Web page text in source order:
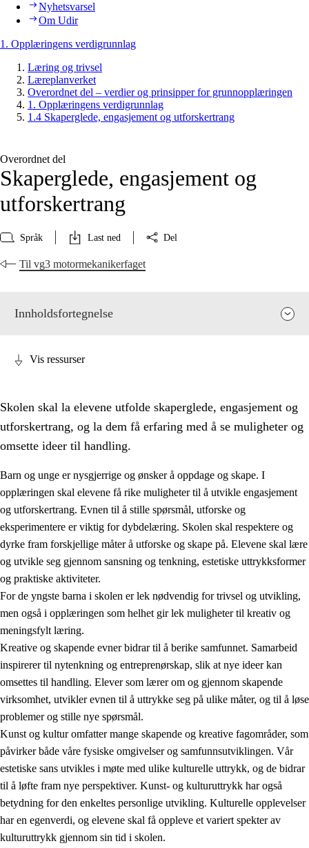
Nyhetsvarsel
Om Udir
1. Opplæringens verdigrunnlag
Læring og trivsel
Læreplanverket
Overordnet del – verdier og prinsipper for grunnopplæringen
1. Opplæringens verdigrunnlag
1.4 Skaperglede, engasjement og utforskertrang
Overordnet del
Skaperglede, engasjement og
utforskertrang
Språk Last ned Del
Til vg3 motormekanikerfaget
Innholdsfortegnelse
Opplæringens verdigrunnlag
1.1 Menneskeverdet
1.2 Identitet og kulturelt mangfold
1.3 Kritisk tenkning og etisk bevissthet
1.4 Skaperglede, engasjement og utforskertrang
1.5 Respekt for naturen og miljøbevissthet
1.6 Demokrati og medvirkning
Vis ressurser
Skolen skal la elevene utfolde skaperglede, engasjement og
utforskertrang, og la dem få erfaring med å se muligheter og
omsette ideer til handling.
Barn og unge er nysgjerrige og ønsker å oppdage og skape. I
opplæringen skal elevene få rike muligheter til å utvikle engasjement
og utforskertrang. Evnen til å stille spørsmål, utforske og
eksperimentere er viktig for dybdelæring. Skolen skal respektere og
dyrke fram forskjellige måter å utforske og skape på. Elevene skal lære
og utvikle seg gjennom sansning og tenkning, estetiske uttrykksformer
og praktiske aktiviteter.
For de yngste barna i skolen er lek nødvendig for trivsel og utvikling,
men også i opplæringen som helhet gir lek muligheter til kreativ og
meningsfylt læring.
Kreative og skapende evner bidrar til å berike samfunnet. Samarbeid
inspirerer til nytenkning og entreprenørskap, slik at nye ideer kan
omsettes til handling. Elever som lærer om og gjennom skapende
virksomhet, utvikler evnen til å uttrykke seg på ulike måter, og til å løse
problemer og stille nye spørsmål.
Kunst og kultur omfatter mange skapende og kreative fagområder, som
påvirker både våre fysiske omgivelser og samfunnsutviklingen. Vår
estetiske sans utvikles i møte med ulike kulturelle uttrykk, og de bidrar
til å løfte fram nye perspektiver. Kunst- og kulturuttrykk har også
betydning for den enkeltes personlige utvikling. Kulturelle opplevelser
har en egenverdi, og elevene skal få oppleve et variert spekter av
kulturuttrykk gjennom sin tid i skolen.